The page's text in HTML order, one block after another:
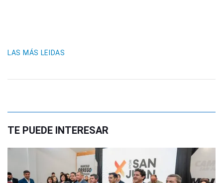
LAS MÁS LEIDAS
TE PUEDE INTERESAR